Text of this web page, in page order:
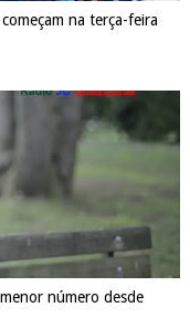
na terça-feira
número desde